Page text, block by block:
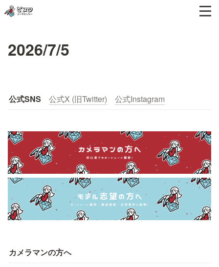
2026/7/5
公式SNS 公式X (旧Twitter) 公式Instagram
カメラマンの方へ